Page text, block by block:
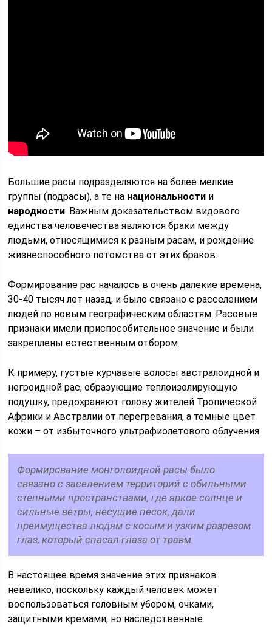
Большие расы подразделяются на более мелкие
группы (подрасы), а те на национальности и
народности. Важным доказательством видового
единства человечества являются браки между
людьми, относящимися к разным расам, и рождение
жизнеспособного потомства от этих браков.
Формирование рас началось в очень далекие времена,
30-40 тысяч лет назад, и было связано с расселением
людей по новым географическим областям. Расовые
признаки имели приспособительное значение и были
закреплены естественным отбором.
К примеру, густые курчавые волосы австралоидной и
негроидной рас, образующие теплоизолирующую
подушку, предохраняют голову жителей Тропической
Африки и Австралии от перегревания, а темные цвет
кожи – от избыточного ультрафиолетового облучения.
Формирование монголоидной расы было
связано с заселением территорий с обильными
степными пространствами, где яркое солнце и
сильные ветры, несущие песок, дали
преимущества людям с косым и узким разрезом
глаз, который спасал глаза от травм.
В настоящее время значение этих признаков
невелико, поскольку каждый человек может
воспользоваться головным убором, очками,
защитными кремами, но наследственные